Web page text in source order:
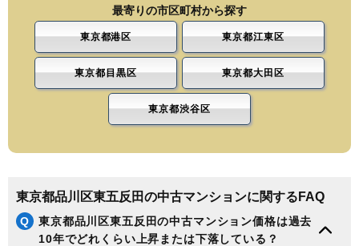
最寄りの市区町村から探す
東京都港区 東京都江東区
東京都目黒区 東京都大田区
東京都渋谷区
東京都品川区東五反田の中古マンションに関するFAQ
Q
東京都品川区東五反田の中古マンション価格は過去
10年でどれくらい上昇または下落している？